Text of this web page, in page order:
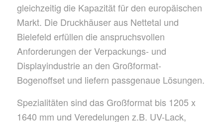
Realisierung individueller Kundenwünsche und
gleichzeitig die Kapazität für den europäischen
Markt. Die Druckhäuser aus Nettetal und
Bielefeld erfüllen die anspruchsvollen
Anforderungen der Verpackungs- und
Displayindustrie an den Großformat-
Spezialitäten sind das Großformat bis 1205 x